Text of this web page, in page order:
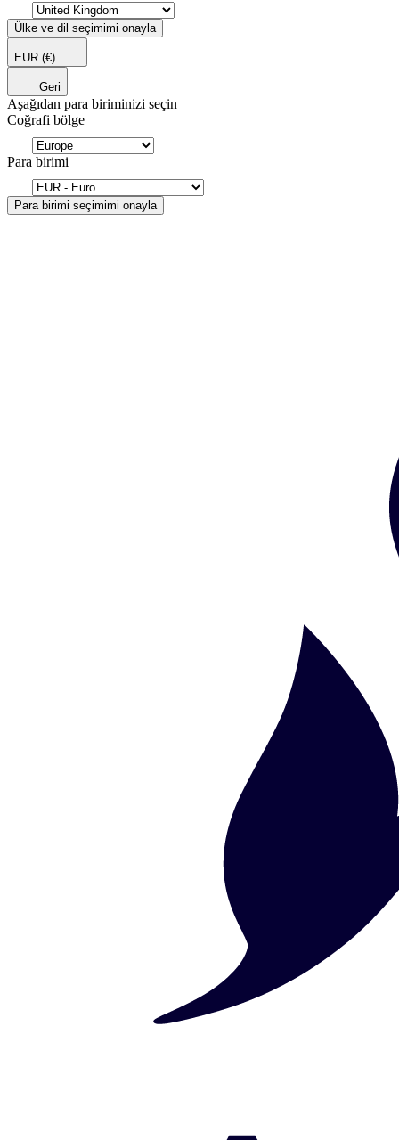
Ülke ve dil seçimimi onayla
EUR (€)
Geri
Aşağıdan para biriminizi seçin
Coğrafi bölge
Para birimi
Para birimi seçimimi onayla